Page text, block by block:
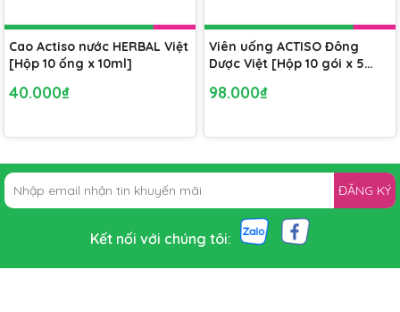
Cao Actiso nước HERBAL Việt
[Hộp 10 ống x 10ml]
40.000₫
Viên uống ACTISO Đông
Dược Việt [Hộp 10 gói x 5
98.000₫
ĐĂNG KÝ
Kết nối với chúng tôi: